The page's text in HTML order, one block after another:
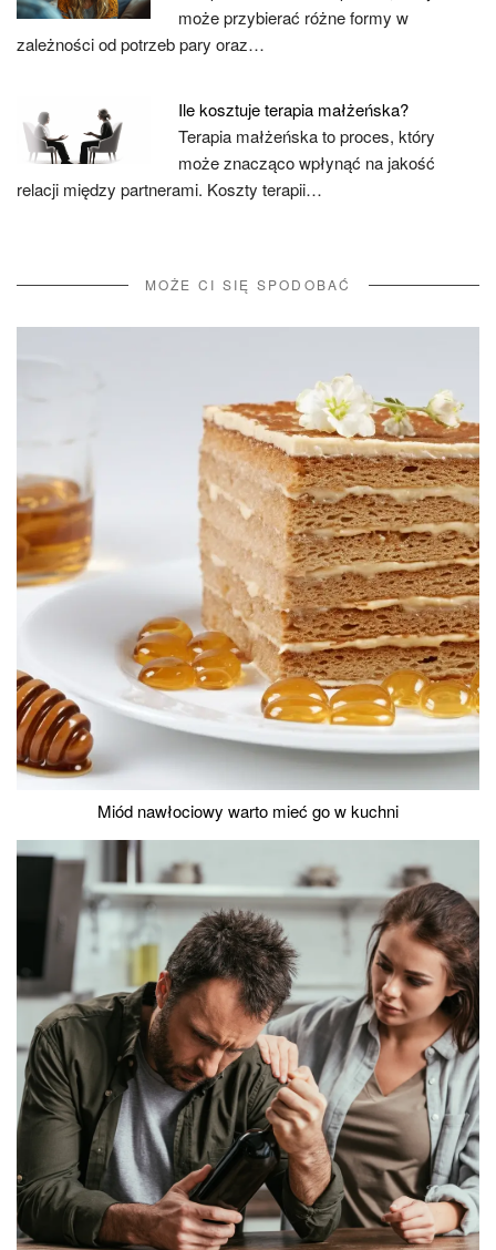
może przybierać różne formy w
zależności od potrzeb pary oraz…
Ile kosztuje terapia małżeńska?
Terapia małżeńska to proces, który
może znacząco wpłynąć na jakość
relacji między partnerami. Koszty terapii…
MOŻE CI SIĘ SPODOBAĆ
Miód nawłociowy warto mieć go w kuchni